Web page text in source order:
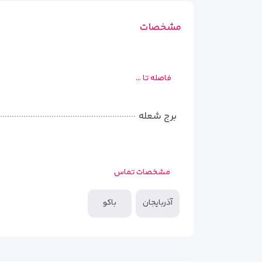
مشخصات
فاصله تا ...
برج شعله
مشخصات تماس
آذربایجان باکو